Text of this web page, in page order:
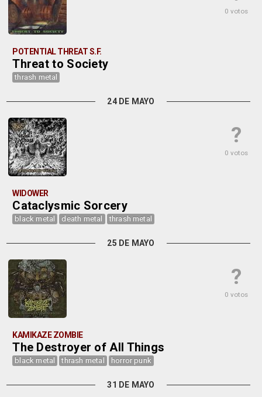
0 votos
POTENTIAL THREAT S.F.
Threat to Society
thrash metal
24 DE MAYO
?
0 votos
WIDOWER
Cataclysmic Sorcery
black metal death metal thrash metal
25 DE MAYO
?
0 votos
KAMIKAZE ZOMBIE
The Destroyer of All Things
black metal thrash metal horror punk
31 DE MAYO